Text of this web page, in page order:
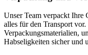
Unser Team verpackt Ihre
alles für den Transport
Verpackungsmaterialien,
Habseligkeiten sicher und